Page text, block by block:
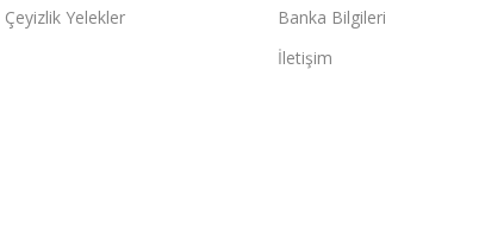
Çeyizlik Yelekler
Banka Bilgileri
İletişim